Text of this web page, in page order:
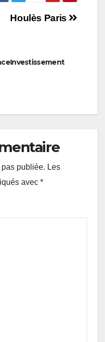
Houlès Paris
publiée. Les
avec *